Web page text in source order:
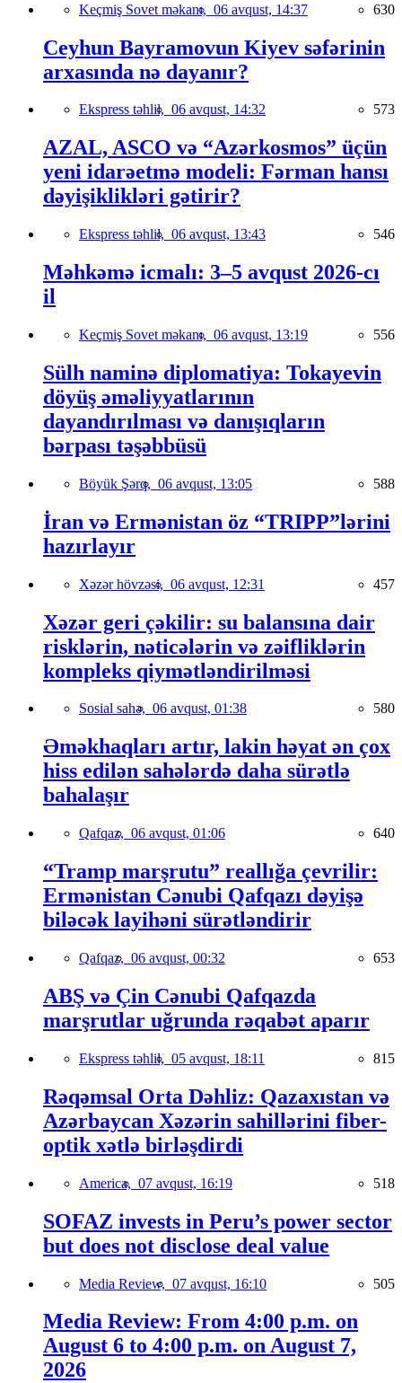
Keçmiş Sovet məkanı, 06 avqust, 14:37 630
Ceyhun Bayramovun Kiyev səfərinin
arxasında nə dayanır?
Ekspress təhlil, 06 avqust, 14:32 573
AZAL, ASCO və “Azərkosmos” üçün
yeni idarəetmə modeli: Fərman hansı
dəyişiklikləri gətirir?
Ekspress təhlil, 06 avqust, 13:43 546
Məhkəmə icmalı: 3–5 avqust 2026-cı
il
Keçmiş Sovet məkanı, 06 avqust, 13:19 556
Sülh naminə diplomatiya: Tokayevin
döyüş əməliyyatlarının
dayandırılması və danışıqların
bərpası təşəbbüsü
Böyük Şərq, 06 avqust, 13:05 588
İran və Ermənistan öz “TRIPP”lərini
hazırlayır
Xəzər hövzəsi, 06 avqust, 12:31 457
Xəzər geri çəkilir: su balansına dair
risklərin, nəticələrin və zəifliklərin
kompleks qiymətləndirilməsi
Sosial sahə, 06 avqust, 01:38 580
Əməkhaqları artır, lakin həyat ən çox
hiss edilən sahələrdə daha sürətlə
bahalaşır
Qafqaz, 06 avqust, 01:06 640
“Tramp marşrutu” reallığa çevrilir:
Ermənistan Cənubi Qafqazı dəyişə
biləcək layihəni sürətləndirir
Qafqaz, 06 avqust, 00:32 653
ABŞ və Çin Cənubi Qafqazda
marşrutlar uğrunda rəqabət aparır
Ekspress təhlil, 05 avqust, 18:11 815
Rəqəmsal Orta Dəhliz: Qazaxıstan və
Azərbaycan Xəzərin sahillərini fiber-
optik xətlə birləşdirdi
America, 07 avqust, 16:19 518
SOFAZ invests in Peru’s power sector
but does not disclose deal value
Media Review, 07 avqust, 16:10 505
Media Review: From 4:00 p.m. on
August 6 to 4:00 p.m. on August 7,
2026